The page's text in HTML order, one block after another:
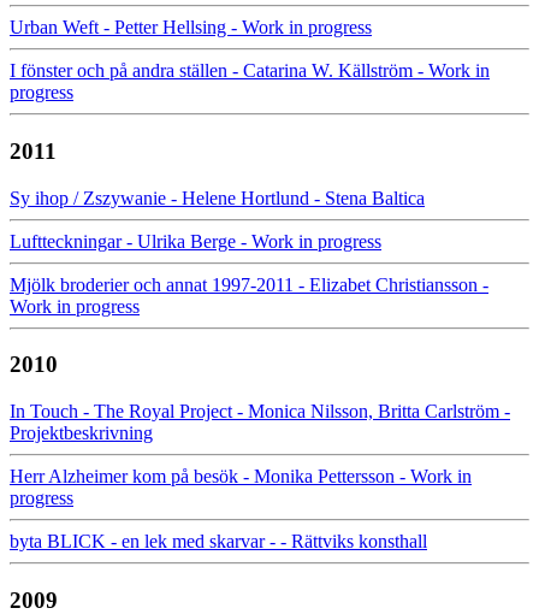
Urban Weft - Petter Hellsing - Work in progress
I fönster och på andra ställen - Catarina W. Källström - Work in
progress
2011
Sy ihop / Zszywanie - Helene Hortlund - Stena Baltica
Luftteckningar - Ulrika Berge - Work in progress
Mjölk broderier och annat 1997-2011 - Elizabet Christiansson -
Work in progress
2010
In Touch - The Royal Project - Monica Nilsson, Britta Carlström -
Projektbeskrivning
Herr Alzheimer kom på besök - Monika Pettersson - Work in
progress
byta BLICK - en lek med skarvar - - Rättviks konsthall
2009